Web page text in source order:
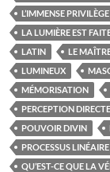
L’IMMENSE PRIVILÈGE
LA LUMIÈRE EST
LATIN
LE
LUMINEUX
MÉMORISATION
PERCEPTION DIRECTE
POUVOIR DIVIN
PROCESSUS
QU’EST-CE QUE LA